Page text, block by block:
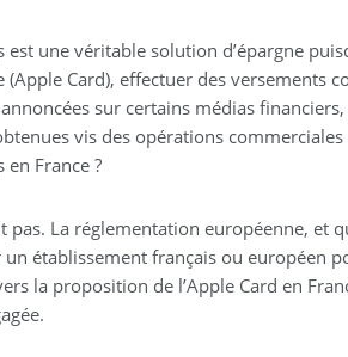
est une véritable solution d’épargne
(Apple Card), effectuer des versements
sur certains médias
vis des opérations commerciales
en France ?
pas. La réglementation européenne, et
un établissement français ou européen
la proposition de l’Apple Card en